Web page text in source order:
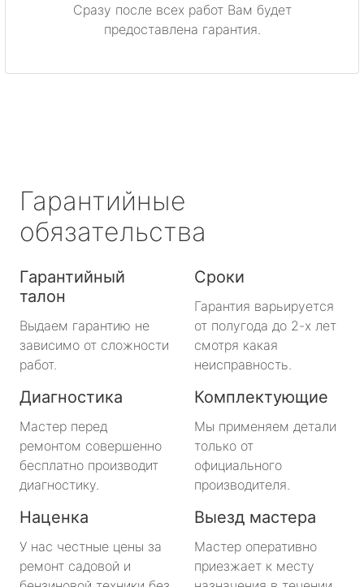
Сразу после всех работ Вам будет
предоставлена гарантия.
Гарантийные
обязательства
Гарантийный
талон
Выдаем гарантию не
зависимо от сложности
работ.
Сроки
Гарантия варьируется
от полугода до 2-х лет
смотря какая
неисправность.
Диагностика
Мастер перед
ремонтом совершенно
бесплатно производит
диагностику.
Комплектующие
Мы применяем детали
только от
официального
производителя.
Наценка
У нас честные цены за
ремонт садовой и
Выезд мастера
Мастер оперативно
приезжает к месту